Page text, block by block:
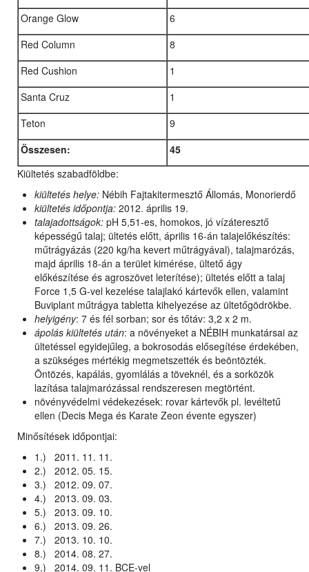
Orange Glow
6
Red Column
8
Red Cushion
1
Santa Cruz
1
Teton
9
Összesen:
45
Kiültetés szabadföldbe:
kiültetés helye: Nébih Fajtakitermesztő Állomás, Monorierdő
kiültetés időpontja: 2012. április 19.
talajadottságok: pH 5,51-es, homokos, jó vízáteresztő
képességű talaj; ültetés előtt, április 16-án talajelőkészítés:
műtrágyázás (220 kg/ha kevert műtrágyával), talajmarózás,
majd április 18-án a terület kimérése, ültető ágy
előkészítése és agroszövet leterítése); ültetés előtt a talaj
Force 1,5 G-vel kezelése talajlakó kártevők ellen, valamint
Buviplant műtrágya tabletta kihelyezése az ültetőgödrökbe.
helyigény: 7 és fél sorban; sor és tőtáv: 3,2 x 2 m.
ápolás kiültetés után: a növényeket a NÉBIH munkatársai az
ültetéssel egyidejűleg, a bokrosodás elősegítése érdekében,
a szükséges mértékig megmetszették és beöntözték.
Öntözés, kapálás, gyomlálás a töveknél, és a sorközök
lazítása talajmarózással rendszeresen megtörtént.
növényvédelmi védekezések: rovar kártevők pl. levéltetű
ellen (Decis Mega és Karate Zeon évente egyszer)
Minősítések időpontjai:
1.) 2011. 11. 11.
2.) 2012. 05. 15.
3.) 2012. 09. 07.
4.) 2013. 09. 03.
5.) 2013. 09. 10.
6.) 2013. 09. 26.
7.) 2013. 10. 10.
8.) 2014. 08. 27.
9.) 2014. 09. 11. BCE-vel